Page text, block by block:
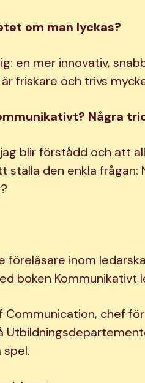
om man lyckas?
en mer innovativ,
friskare och trivs
Några
blir förstådd och att
ställa den enkla frågan:
inom
boken Kommunikativt
Communication, chef
spel.